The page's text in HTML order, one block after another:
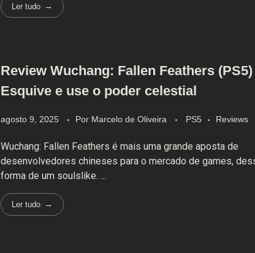
Ler tudo
Review Wuchang: Fallen Feathers (PS5)
Esquive e use o poder celestial
agosto 9, 2025 Por Marcelo de Oliveira PS5 Reviews
Wuchang: Fallen Feathers é mais uma grande aposta de
desenvolvedores chineses para o mercado de games,
forma de um soulslike. ...
Ler tudo